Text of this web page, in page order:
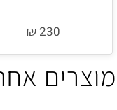
₪ 230
מוצרים